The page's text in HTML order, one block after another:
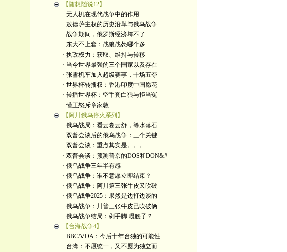
【随想随说12】
· 无人机在现代战争中的作用
· 敖德萨主权的历史沿革与俄乌战争
· 战争期间，俄罗斯经济垮不了
· 东大不上套：战狼战怂哪个多
· 执政权力：获取、维持与转移
· 当今世界最强的三个国家以及存在
· 张雪机车加入超级赛事，十场五夺
· 世界杯转播权：香港印度中国愿花
· 转播世界杯：空手套白狼与拒当冤
· 懂王怒斥章家敦
【阿川俄乌停火系列】
· 俄乌战局：看云卷云舒，等水落石
· 双普会谈后的俄乌战争：三个关键
· 双普会谈：重点其实是。。。
· 双普会谈：预测普京的DOS和DON&#
· 俄乌战争三年半有感
· 俄乌战争：谁不意愿立即结束？
· 俄乌战争：阿川第三张牛皮又吹破
· 俄乌战争2025：果然是边打边谈的
· 俄乌战争：川普三张牛皮已吹破俩
· 俄乌战争结局：剁手脚 嘎腰子？
【台海战争4】
· BBC/VOA：今后十年台独的可能性
· 台湾：不愿统一，又不愿为独立而